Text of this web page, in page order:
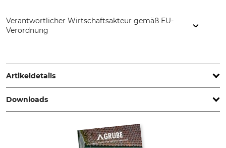
Verantwortlicher Wirtschaftsakteur gemäß EU-
Verordnung
www.eurohunt.eu
Artikeldetails
Marke
Eurohunt
Rehwild
Gamswild
Muffelwild
Downloads
Sicherheitsdatenblatt | Safety-data-sheet_Eurohunt_75-550_de_19012023.pdf